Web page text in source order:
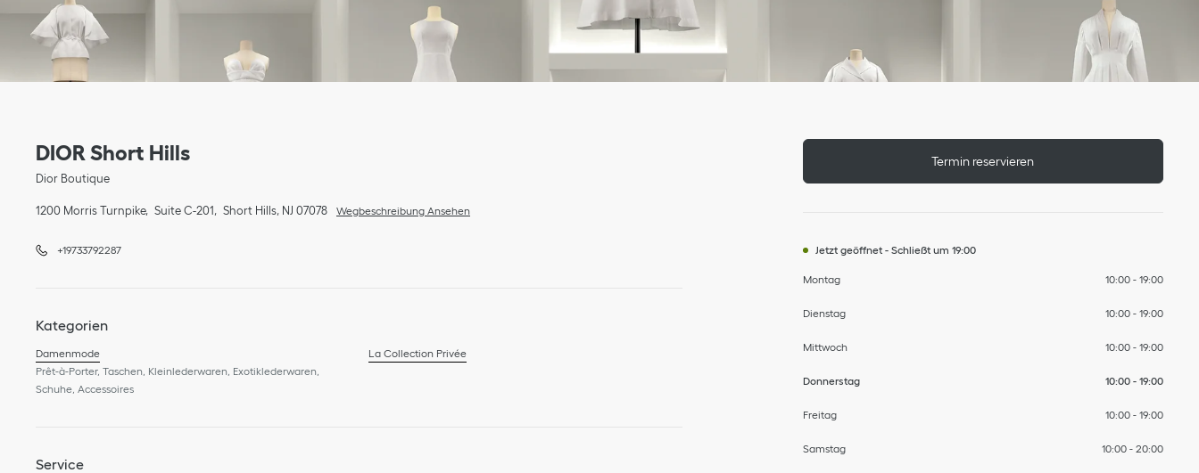
DIOR Short Hills
Dior Boutique
1200 Morris Turnpike Suite C-201 Short Hills, NJ 07078
Link Opens in New Tab
Wegbeschreibung Ansehen
Link Opens in New Tab
Telefon
+19733792287
Kategorien
Damenmode
Prêt-à-Porter, Taschen, Kleinlederwaren, Exotiklederwaren,
Schuhe, Accessoires
La Collection Privée
Service
Termin reservieren
Jetzt geöffnet- Schließt um 19:00
Wochentag
Montag 10:00-
nach
19:00
Dienstag 10:00-
nach
19:00
Mittwoch 10:00-
nach
19:00
Donnerstag 10:00-
nach
19:00
Freitag 10:00-
nach
19:00
Samstag 10:00-
nach
20:00
nach